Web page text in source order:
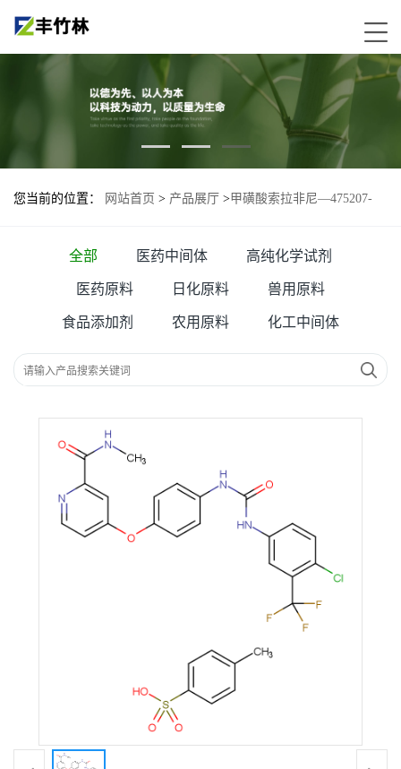
您当前的位置： 网站首页 > 产品展厅 >甲磺酸索拉非尼—475207-
全部 医药中间体 高纯化学试剂
医药原料 日化原料 兽用原料
食品添加剂 农用原料 化工中间体